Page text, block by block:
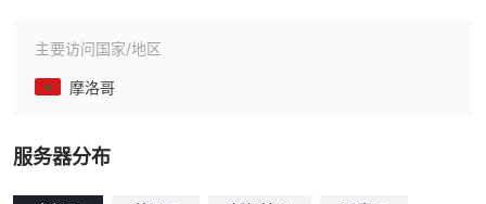
主要访问国家/地区
摩洛哥
服务器分布